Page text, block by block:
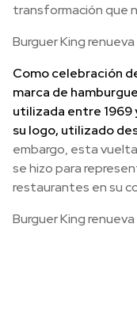
transformación que
Burguer King
Como celebración
marca de
utilizada entre 1969
su logo, utilizado
embargo, esta
se hizo para
restaurantes en su
Burguer King